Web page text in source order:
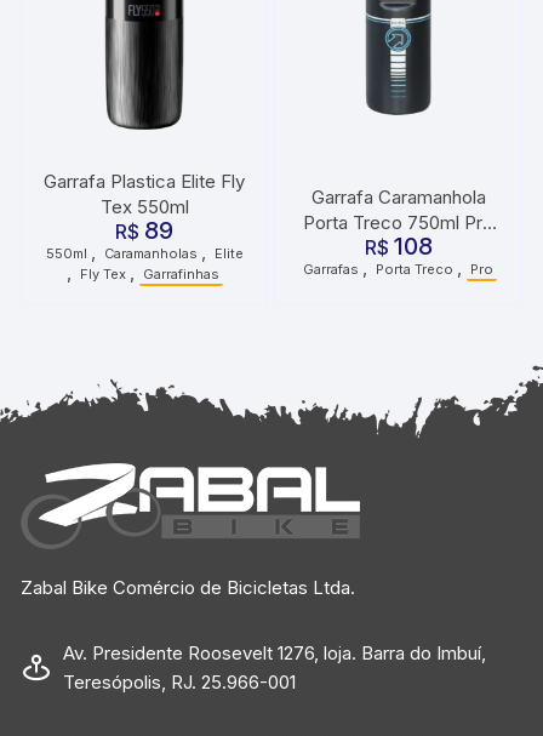
Garrafa Plastica Elite Fly
Tex 550ml
R$ 89
550ml , Caramanholas , Elite
, Fly Tex , Garrafinhas
Garrafa Caramanhola
Porta Treco 750ml Pro
Preto
R$ 108
Garrafas Porta Treco Pro
Zabal Bike Comércio de Bicicletas Ltda.
Av. Presidente Roosevelt 1276, loja. Barra do Imbuí,
Teresópolis, RJ. 25.966-001